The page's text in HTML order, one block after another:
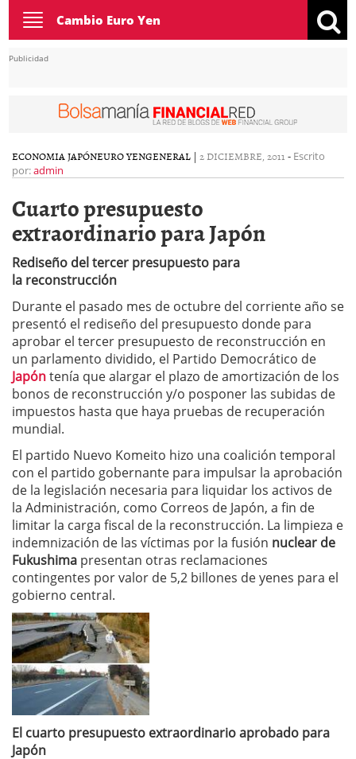
Toggle
navigation
Cambio Euro Yen
Publicidad
ECONOMIA JAPÓNEURO YENGENERAL | 2 DICIEMBRE, 2011 - Escrito
por:admin
Cuarto presupuesto
extraordinario para Japón
Rediseño del tercer presupuesto para
la reconstrucción
Durante el pasado mes de octubre del corriente año se
presentó el rediseño del presupuesto donde para
aprobar el tercer presupuesto de reconstrucción en
un parlamento dividido, el Partido Democrático de
Japóntenía que alargar el plazo de amortización de los
bonos de reconstrucción y/o posponer las subidas de
impuestos hasta que haya pruebas de recuperación
mundial.
El partido Nuevo Komeito hizo una coalición temporal
con el partido gobernante para impulsar la aprobación
de la legislación necesaria para liquidar los activos de
la Administración, como Correos de Japón, a fin de
limitar la carga fiscal de la reconstrucción. La limpieza e
indemnización de las víctimas por la fusión nuclear de
Fukushima presentan otras reclamaciones
contingentes por valor de 5,2 billones de yenes para el
gobierno central.
El cuarto presupuesto extraordinario aprobado para
Japón